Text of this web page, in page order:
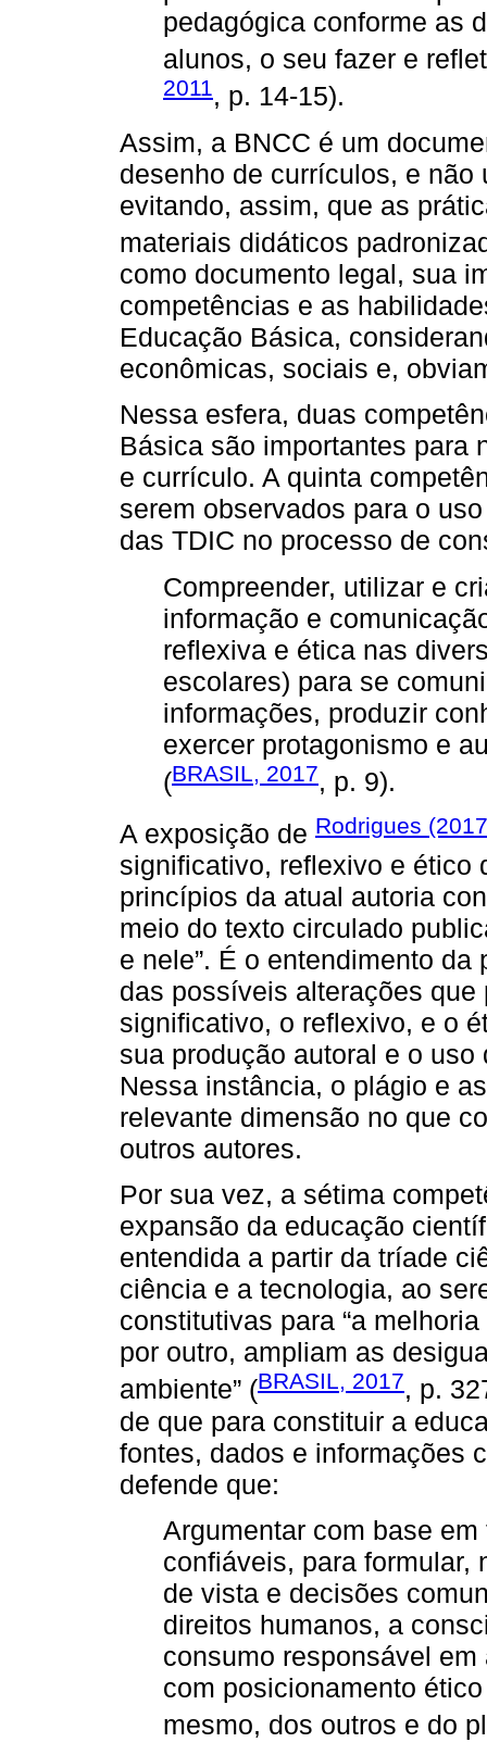
pedagógica conforme as
alunos, o seu fazer e
2011, p. 14-15).
Assim, a BNCC é um
desenho de currículos, e
evitando, assim, que as
materiais didáticos
como documento legal, sua
competências e as
Educação Básica,
econômicas, sociais e,
Nessa esfera, duas
Básica são importantes para
e currículo. A quinta
serem observados para o
das TDIC no processo de
Compreender, utilizar e
informação e
reflexiva e ética nas
escolares) para se
informações, produzir
exercer protagonismo e
(BRASIL, 2017, p. 9).
A exposição de Rodrigues (2017
significativo, reflexivo e ético
princípios da atual autoria
meio do texto circulado
e nele”. É o entendimento
das possíveis alterações
significativo, o reflexivo, e o
sua produção autoral e o
Nessa instância, o plágio e
relevante dimensão no que
outros autores.
Por sua vez, a sétima
expansão da educação
entendida a partir da tríade
ciência e a tecnologia, ao
constitutivas para “a
por outro, ampliam as
ambiente” (BRASIL, 2017, p.
de que para constituir a
fontes, dados e informações
defende que:
Argumentar com base
confiáveis, para formular,
de vista e decisões
direitos humanos, a
consumo responsável
com posicionamento
mesmo, dos outros e do